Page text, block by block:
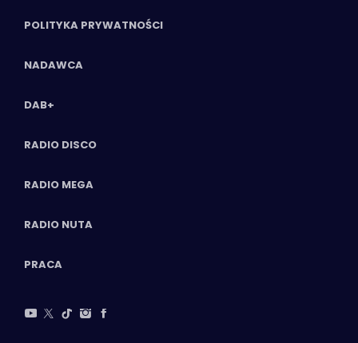
POLITYKA PRYWATNOŚCI
NADAWCA
DAB+
RADIO DISCO
RADIO MEGA
RADIO NUTA
PRACA